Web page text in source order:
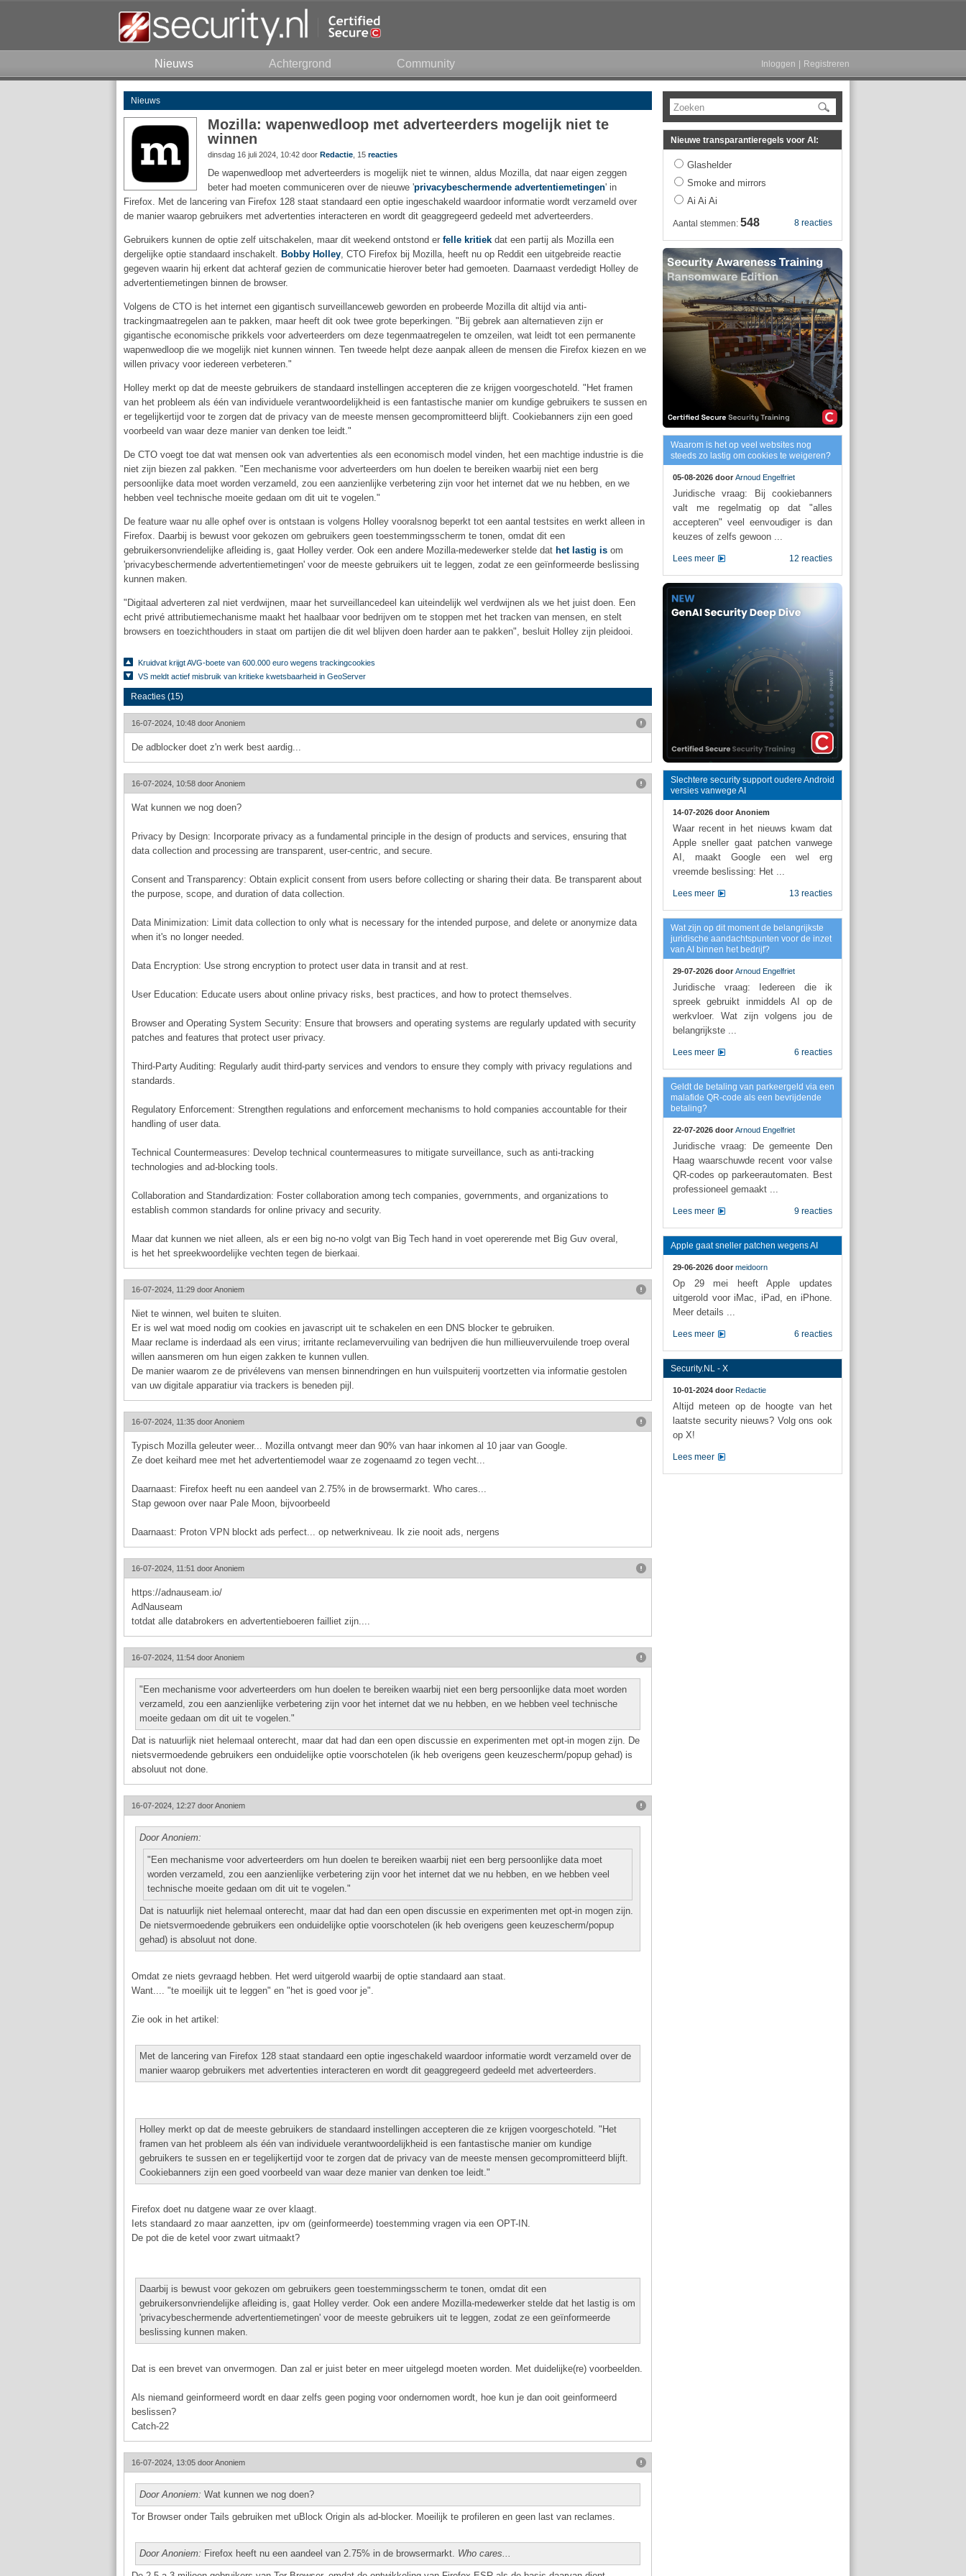
Nieuws Achtergrond Community Inloggen Registreren
Nieuws
Mozilla: wapenwedloop met adverteerders mogelijk niet te
winnen
dinsdag 16 juli 2024, 10:42 door Redactie , 15 reacties
De wapenwedloop met adverteerders is mogelijk niet te winnen, aldus Mozilla, dat naar eigen zeggen
beter had moeten communiceren over de nieuwe 'privacybeschermende advertentiemetingen' in
Firefox. Met de lancering van Firefox 128 staat standaard een optie ingeschakeld waardoor informatie wordt verzameld over
de manier waarop gebruikers met advertenties interacteren en wordt dit geaggregeerd gedeeld met adverteerders.
Gebruikers kunnen de optie zelf uitschakelen, maar dit weekend ontstond er felle kritiek dat een partij als Mozilla een
dergelijke optie standaard inschakelt. Bobby Holley, CTO Firefox bij Mozilla, heeft nu op Reddit een uitgebreide reactie
gegeven waarin hij erkent dat achteraf gezien de communicatie hierover beter had gemoeten. Daarnaast verdedigt Holley de
advertentiemetingen binnen de browser.
Volgens de CTO is het internet een gigantisch surveillanceweb geworden en probeerde Mozilla dit altijd via anti-
trackingmaatregelen aan te pakken, maar heeft dit ook twee grote beperkingen. "Bij gebrek aan alternatieven zijn er
gigantische economische prikkels voor adverteerders om deze tegenmaatregelen te omzeilen, wat leidt tot een permanente
wapenwedloop die we mogelijk niet kunnen winnen. Ten tweede helpt deze aanpak alleen de mensen die Firefox kiezen en we
willen privacy voor iedereen verbeteren."
Holley merkt op dat de meeste gebruikers de standaard instellingen accepteren die ze krijgen voorgeschoteld. "Het framen
van het probleem als één van individuele verantwoordelijkheid is een fantastische manier om kundige gebruikers te sussen en
er tegelijkertijd voor te zorgen dat de privacy van de meeste mensen gecompromitteerd blijft. Cookiebanners zijn een goed
voorbeeld van waar deze manier van denken toe leidt."
De CTO voegt toe dat wat mensen ook van advertenties als een economisch model vinden, het een machtige industrie is die
niet zijn biezen zal pakken. "Een mechanisme voor adverteerders om hun doelen te bereiken waarbij niet een berg
persoonlijke data moet worden verzameld, zou een aanzienlijke verbetering zijn voor het internet dat we nu hebben, en we
hebben veel technische moeite gedaan om dit uit te vogelen."
De feature waar nu alle ophef over is ontstaan is volgens Holley vooralsnog beperkt tot een aantal testsites en werkt alleen in
Firefox. Daarbij is bewust voor gekozen om gebruikers geen toestemmingsscherm te tonen, omdat dit een
gebruikersonvriendelijke afleiding is, gaat Holley verder. Ook een andere Mozilla-medewerker stelde dat het lastig is om
'privacybeschermende advertentiemetingen' voor de meeste gebruikers uit te leggen, zodat ze een geïnformeerde beslissing
kunnen maken.
"Digitaal adverteren zal niet verdwijnen, maar het surveillancedeel kan uiteindelijk wel verdwijnen als we het juist doen. Een
echt privé attributiemechanisme maakt het haalbaar voor bedrijven om te stoppen met het tracken van mensen, en stelt
browsers en toezichthouders in staat om partijen die dit wel blijven doen harder aan te pakken", besluit Holley zijn pleidooi.
Kruidvat krijgt AVG-boete van 600.000 euro wegens trackingcookies
VS meldt actief misbruik van kritieke kwetsbaarheid in GeoServer
Reacties (15)
16-07-2024, 10:48 doorAnoniem
De adblocker doet z'n werk best aardig...
16-07-2024, 10:58 doorAnoniem
Wat kunnen we nog doen?
Privacy by Design: Incorporate privacy as a fundamental principle in the design of products and services, ensuring that
data collection and processing are transparent, user-centric, and secure.
Consent and Transparency: Obtain explicit consent from users before collecting or sharing their data. Be transparent about
the purpose, scope, and duration of data collection.
Data Minimization: Limit data collection to only what is necessary for the intended purpose, and delete or anonymize data
when it's no longer needed.
Data Encryption: Use strong encryption to protect user data in transit and at rest.
User Education: Educate users about online privacy risks, best practices, and how to protect themselves.
Browser and Operating System Security: Ensure that browsers and operating systems are regularly updated with security
patches and features that protect user privacy.
Third-Party Auditing: Regularly audit third-party services and vendors to ensure they comply with privacy regulations and
standards.
Regulatory Enforcement: Strengthen regulations and enforcement mechanisms to hold companies accountable for their
handling of user data.
Technical Countermeasures: Develop technical countermeasures to mitigate surveillance, such as anti-tracking
technologies and ad-blocking tools.
Collaboration and Standardization: Foster collaboration among tech companies, governments, and organizations to
establish common standards for online privacy and security.
Maar dat kunnen we niet alleen, als er een big no-no volgt van Big Tech hand in voet opererende met Big Guv overal,
is het het spreekwoordelijke vechten tegen de bierkaai.
16-07-2024, 11:29 doorAnoniem
Niet te winnen, wel buiten te sluiten.
Er is wel wat moed nodig om cookies en javascript uit te schakelen en een DNS blocker te gebruiken.
Maar reclame is inderdaad als een virus; irritante reclamevervuiling van bedrijven die hun millieuvervuilende troep overal
willen aansmeren om hun eigen zakken te kunnen vullen.
De manier waarom ze de privélevens van mensen binnendringen en hun vuilspuiterij voortzetten via informatie gestolen
van uw digitale apparatiur via trackers is beneden pijl.
16-07-2024, 11:35 doorAnoniem
Typisch Mozilla geleuter weer... Mozilla ontvangt meer dan 90% van haar inkomen al 10 jaar van Google.
Ze doet keihard mee met het advertentiemodel waar ze zogenaamd zo tegen vecht...
Daarnaast: Firefox heeft nu een aandeel van 2.75% in de browsermarkt. Who cares...
Stap gewoon over naar Pale Moon, bijvoorbeeld
Daarnaast: Proton VPN blockt ads perfect... op netwerkniveau. Ik zie nooit ads, nergens
16-07-2024, 11:51 doorAnoniem
https://adnauseam.io/
AdNauseam
totdat alle databrokers en advertentieboeren failliet zijn....
16-07-2024, 11:54 doorAnoniem
"Een mechanisme voor adverteerders om hun doelen te bereiken waarbij niet een berg persoonlijke data moet worden
verzameld, zou een aanzienlijke verbetering zijn voor het internet dat we nu hebben, en we hebben veel technische
moeite gedaan om dit uit te vogelen."
Dat is natuurlijk niet helemaal onterecht, maar dat had dan een open discussie en experimenten met opt-in mogen zijn. De
nietsvermoedende gebruikers een onduidelijke optie voorschotelen (ik heb overigens geen keuzescherm/popup gehad) is
absoluut not done.
16-07-2024, 12:27 doorAnoniem
Door Anoniem:
"Een mechanisme voor adverteerders om hun doelen te bereiken waarbij niet een berg persoonlijke data moet
worden verzameld, zou een aanzienlijke verbetering zijn voor het internet dat we nu hebben, en we hebben veel
technische moeite gedaan om dit uit te vogelen."
Dat is natuurlijk niet helemaal onterecht, maar dat had dan een open discussie en experimenten met opt-in mogen zijn.
De nietsvermoedende gebruikers een onduidelijke optie voorschotelen (ik heb overigens geen keuzescherm/popup
gehad) is absoluut not done.
Omdat ze niets gevraagd hebben. Het werd uitgerold waarbij de optie standaard aan staat.
Want.... "te moeilijk uit te leggen" en "het is goed voor je".
Zie ook in het artikel:
Met de lancering van Firefox 128 staat standaard een optie ingeschakeld waardoor informatie wordt verzameld over de
manier waarop gebruikers met advertenties interacteren en wordt dit geaggregeerd gedeeld met adverteerders.
Holley merkt op dat de meeste gebruikers de standaard instellingen accepteren die ze krijgen voorgeschoteld. "Het
framen van het probleem als één van individuele verantwoordelijkheid is een fantastische manier om kundige
gebruikers te sussen en er tegelijkertijd voor te zorgen dat de privacy van de meeste mensen gecompromitteerd blijft.
Cookiebanners zijn een goed voorbeeld van waar deze manier van denken toe leidt."
Firefox doet nu datgene waar ze over klaagt.
Iets standaard zo maar aanzetten, ipv om (geinformeerde) toestemming vragen via een OPT-IN.
De pot die de ketel voor zwart uitmaakt?
Daarbij is bewust voor gekozen om gebruikers geen toestemmingsscherm te tonen, omdat dit een
gebruikersonvriendelijke afleiding is, gaat Holley verder. Ook een andere Mozilla-medewerker stelde dat het lastig is om
'privacybeschermende advertentiemetingen' voor de meeste gebruikers uit te leggen, zodat ze een geïnformeerde
beslissing kunnen maken.
Dat is een brevet van onvermogen. Dan zal er juist beter en meer uitgelegd moeten worden. Met duidelijke(re) voorbeelden.
Als niemand geinformeerd wordt en daar zelfs geen poging voor ondernomen wordt, hoe kun je dan ooit geinformeerd
beslissen?
Catch-22
16-07-2024, 13:05 doorAnoniem
Door Anoniem: Wat kunnen we nog doen?
Tor Browser onder Tails gebruiken met uBlock Origin als ad-blocker. Moeilijk te profileren en geen last van reclames.
Door Anoniem: Firefox heeft nu een aandeel van 2.75% in de browsermarkt. Who cares...
Zoeken
Nieuwe transparantieregels voor AI:
Glashelder
Smoke and mirrors
Ai Ai Ai
8 reacties
Aantal stemmen: 548
Waarom is het op veel websites nog
steeds zo lastig om cookies te weigeren?
05-08-2026 door Arnoud Engelfriet
Juridische vraag: Bij cookiebanners
valt me regelmatig op dat "alles
accepteren" veel eenvoudiger is dan
keuzes of zelfs gewoon ...
12 reacties
Lees meer
Slechtere security support oudere Android
versies vanwege AI
14-07-2026 door Anoniem
Waar recent in het nieuws kwam dat
Apple sneller gaat patchen vanwege
AI, maakt Google een wel erg
vreemde beslissing: Het ...
13 reacties
Lees meer
Wat zijn op dit moment de belangrijkste
juridische aandachtspunten voor de inzet
van AI binnen het bedrijf?
29-07-2026 door Arnoud Engelfriet
Juridische vraag: Iedereen die ik
spreek gebruikt inmiddels AI op de
werkvloer. Wat zijn volgens jou de
belangrijkste ...
6 reacties
Lees meer
Geldt de betaling van parkeergeld via een
malafide QR-code als een bevrijdende
betaling?
22-07-2026 door Arnoud Engelfriet
Juridische vraag: De gemeente Den
Haag waarschuwde recent voor valse
QR-codes op parkeerautomaten. Best
professioneel gemaakt ...
9 reacties
Lees meer
Apple gaat sneller patchen wegens AI
29-06-2026 door meidoorn
Op 29 mei heeft Apple updates
uitgerold voor iMac, iPad, en iPhone.
Meer details ...
6 reacties
Lees meer
Security.NL - X
10-01-2024 door Redactie
Altijd meteen op de hoogte van het
laatste security nieuws? Volg ons ook
op X!
Lees meer